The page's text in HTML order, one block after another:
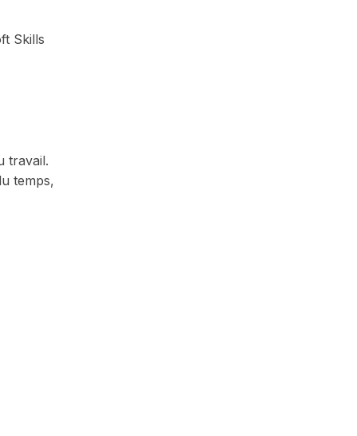
Skills
travail.
temps,